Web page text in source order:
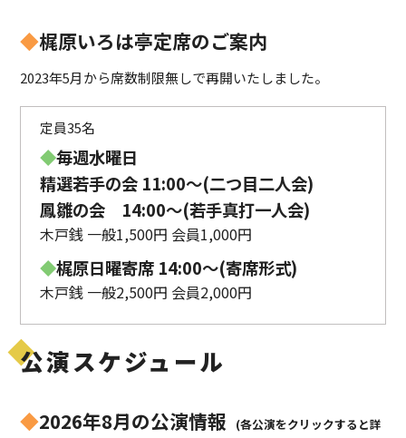
◆梶原いろは亭定席のご案内
2023年5月から席数制限無しで再開いたしました。
定員35名
◆毎週水曜日
精選若手の会 11:00〜(二つ目二人会)
鳳雛の会 14:00～(若手真打一人会)
木戸銭 一般1,500円 会員1,000円
◆梶原日曜寄席 14:00〜(寄席形式)
木戸銭 一般2,500円 会員2,000円
公演スケジュール
◆2026年8月の公演情報
(各公演をクリックすると詳